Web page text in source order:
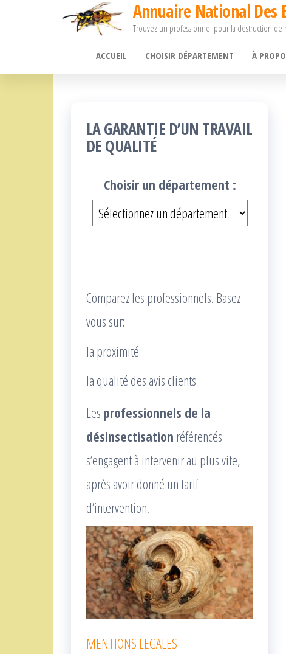
Annuaire National Des
Trouvez un professionnel pour la destruction
ACCUEIL CHOISIR DÉPARTEMENT À
LA GARANTIE D’UN TRAVAIL
DE QUALITÉ
Choisir un département :
Comparez les professionnels. Basez-
vous sur:
la proximité
la qualité des avis clients
Les professionnels de la
désinsectisation référencés
s’engagent à intervenir au plus vite,
après avoir donné un tarif
d’intervention.
MENTIONS LEGALES